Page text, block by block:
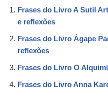
Frases do Livro A Sutil
e reflexões
Frases do Livro Ágape
reflexões
Frases do Livro O
Frases do Livro Anna